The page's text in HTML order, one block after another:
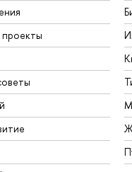
проекты